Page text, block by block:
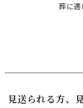
葬に適
見送られる方、